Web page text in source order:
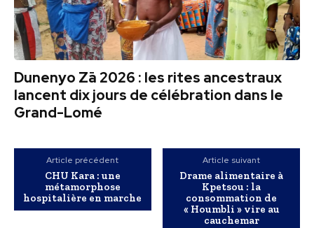
Dunenyo Zā 2026 : les rites ancestraux
lancent dix jours de célébration dans le
Grand-Lomé
Article précédent
CHU Kara : une
métamorphose
hospitalière en marche
Article suivant
Drame alimentaire à
Kpetsou : la
consommation de
« Houmbli » vire au
cauchemar